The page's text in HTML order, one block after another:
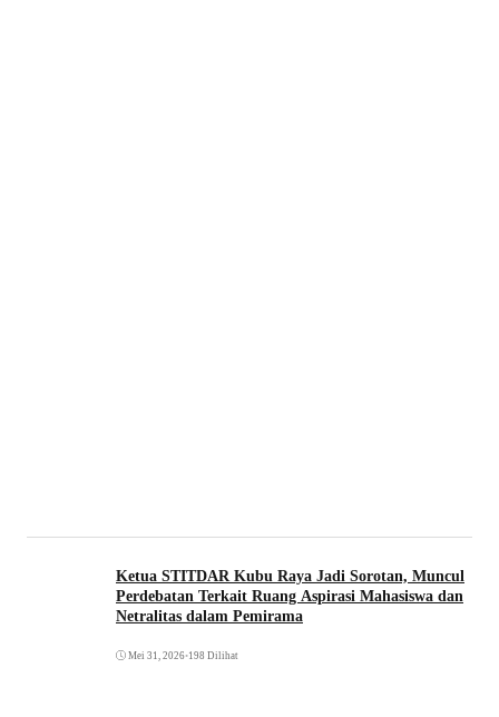
Ketua STITDAR Kubu Raya Jadi Sorotan, Muncul
Perdebatan Terkait Ruang Aspirasi Mahasiswa dan
Netralitas dalam Pemirama
Mei 31, 2026•198 Dilihat